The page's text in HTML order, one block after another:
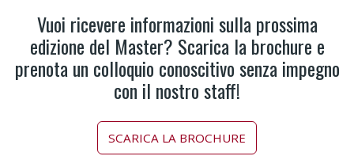
Vuoi ricevere informazioni sulla prossima
edizione del Master? Scarica la brochure e
prenota un colloquio conoscitivo senza impegno
con il nostro staff!
SCARICA LA BROCHURE